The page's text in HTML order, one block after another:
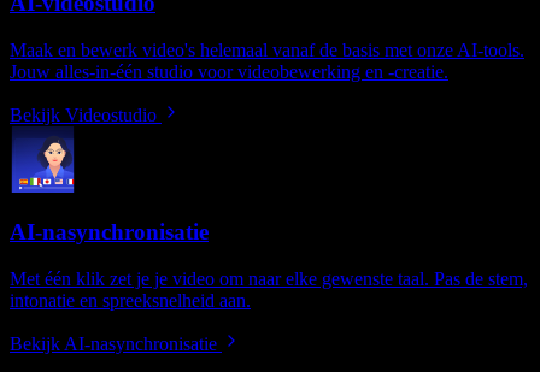
Maak en bewerk video's helemaal vanaf de basis met onze AI-tools.
Jouw alles-in-één studio voor videobewerking en -creatie.
Bekijk Videostudio
AI-nasynchronisatie
Met één klik zet je je video om naar elke gewenste taal. Pas de stem,
intonatie en spreeksnelheid aan.
Bekijk AI-nasynchronisatie